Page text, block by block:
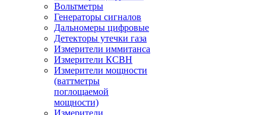
Вольтметры
Генераторы сигналов
Дальномеры цифровые
Детекторы утечки газа
Измерители иммитанса
Измерители КСВН
Измерители мощности
(ваттметры
поглощаемой
мощности)
Измерители